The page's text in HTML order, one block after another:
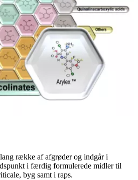
række af afgrøder og indgår i
i færdig formulerede midler til
byg samt i raps.